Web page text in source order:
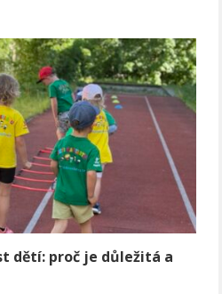
dětí: proč je důležitá a